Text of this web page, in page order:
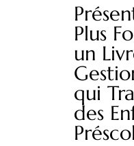
Plus
un
qui
des